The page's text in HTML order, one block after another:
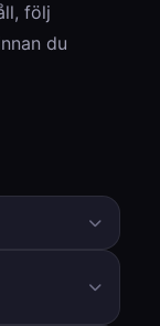
följ
du